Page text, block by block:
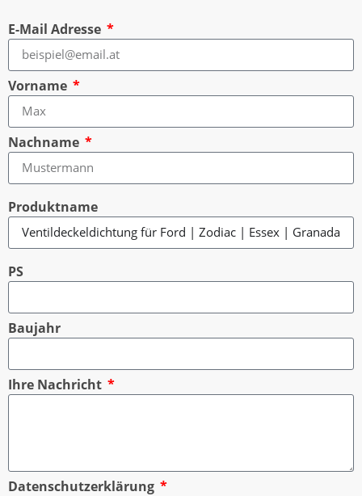
E-Mail Adresse
Vorname
Nachname
Produktname
PS
Baujahr
Ihre Nachricht
Datenschutzerklärung